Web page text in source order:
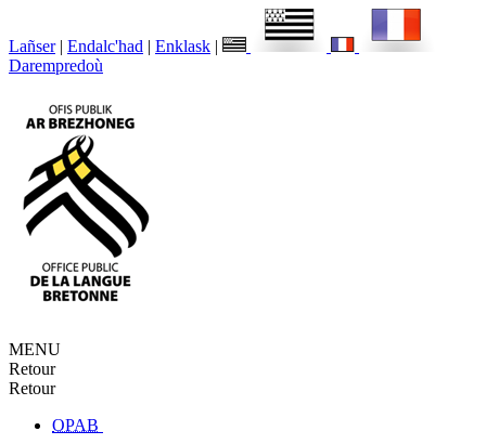
Lañser | Endalc'had | Enklask |
Darempredoù
MENU
Retour
Retour
OPAB